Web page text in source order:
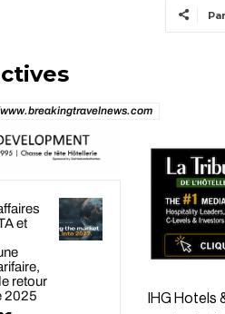
et
retour
2025
IHG Hotels